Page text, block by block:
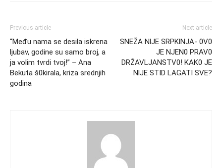
Previous article
“Među nama se desila iskrena
ljubav, godine su samo broj, a
ja volim tvrdi tvoj!” – Ana
Bekuta š0kirala, kriza srednjih
godina
Next article
SNEŽA NlJE SRPKlNJA- 0V0
JE NJEN0 PRAV0
DRŽAVLJANSTV0! KAK0 JE
NlJE STID LAGATI SVE?